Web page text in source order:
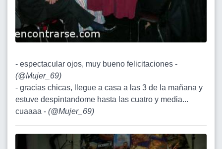
- espectacular ojos, muy bueno felicitaciones -
(@Mujer_69)
- gracias chicas, llegue a casa a las 3 de la mañana y
estuve despintandome hasta las cuatro y media...
cuaaaa - (@Mujer_69)